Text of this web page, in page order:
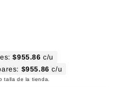
$955.86 c/u
$955.86 c/u
talla de la tienda.